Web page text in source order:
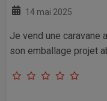
14 mai 2025
Je vend une caravane
son emballage projet